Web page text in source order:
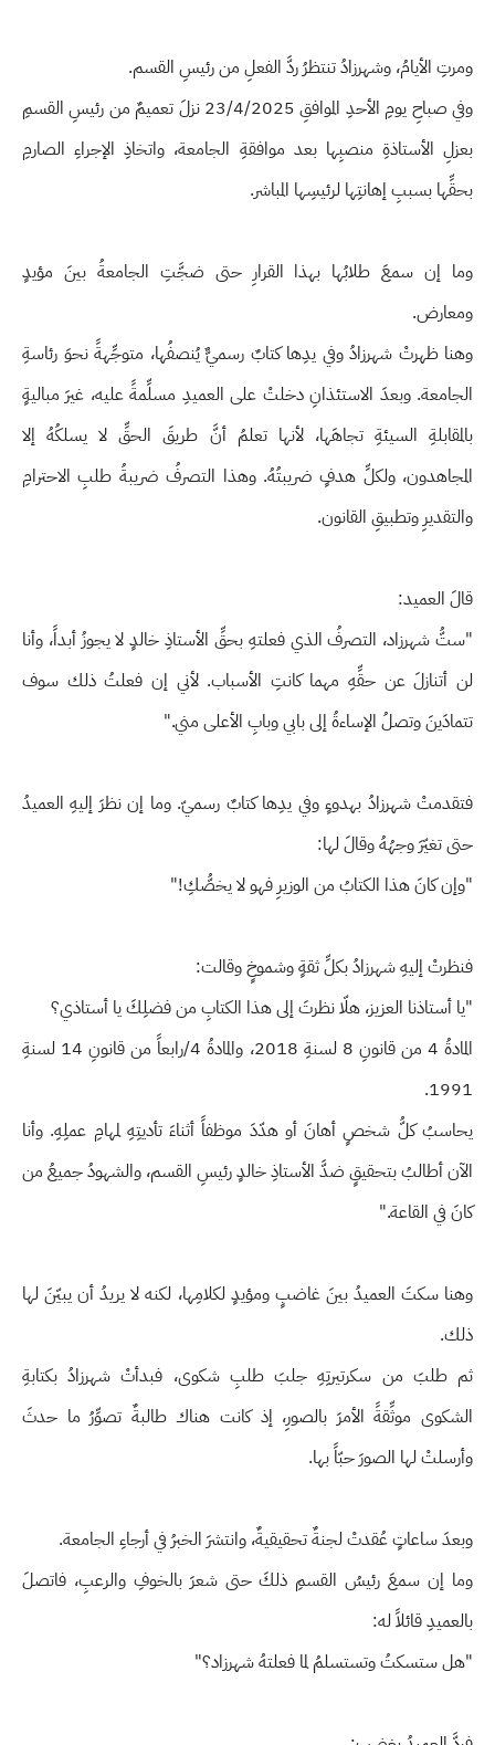
ومرتِ الأيامُ، وشهرزادُ تنتظرُ ردَّ الفعلِ من رئيسِ القسم.
وفي صباحِ يومِ الأحدِ الموافقِ 23/4/2025 نزلَ تعميمٌ من رئيسِ القسمِ
بعزلِ الأستاذةِ منصبِها بعد موافقةِ الجامعة، واتخاذِ الإجراءِ الصارمِ
بحقِّها بسببِ إهانتِها لرئيسِها المباشر.
وما إن سمعَ طلابُها بهذا القرارِ حتى ضجَّتِ الجامعةُ بينَ مؤيدٍ
ومعارض.
وهنا ظهرتْ شهرزادُ وفي يدِها كتابٌ رسميٌّ يُنصفُها، متوجِّهةً نحوَ رئاسةِ
الجامعة. وبعدَ الاستئذانِ دخلتْ على العميدِ مسلِّمةً عليه، غيرَ مباليةٍ
بالمقابلةِ السيئةِ تجاهَها، لأنها تعلمُ أنَّ طريقَ الحقِّ لا يسلكُهُ إلا
المجاهدون، ولكلِّ هدفٍ ضريبتُهُ. وهذا التصرفُ ضريبةُ طلبِ الاحترامِ
والتقديرِ وتطبيقِ القانون.
قالَ العميد:
"ستُّ شهرزاد، التصرفُ الذي فعلتهِ بحقِّ الأستاذِ خالدٍ لا يجوزُ أبداً، وأنا
لن أتنازلَ عن حقِّهِ مهما كانتِ الأسباب. لأني إن فعلتُ ذلك سوف
تتمادَينَ وتصلُ الإساءةُ إلى بابي وبابِ الأعلى مني."
فتقدمتْ شهرزادُ بهدوءٍ وفي يدِها كتابٌ رسميّ. وما إن نظرَ إليهِ العميدُ
حتى تغيّرَ وجهُهُ وقالَ لها:
"وإن كانَ هذا الكتابُ من الوزيرِ فهو لا يخصُّكِ!"
فنظرتْ إليهِ شهرزادُ بكلِّ ثقةٍ وشموخٍ وقالت:
"يا أستاذنا العزيز، هلّا نظرتَ إلى هذا الكتابِ من فضلِكَ يا أستاذي؟
المادةُ 4 من قانونِ 8 لسنةِ 2018، والمادةُ 4/رابعاً من قانونِ 14 لسنةِ
1991.
يحاسبُ كلُّ شخصٍ أهانَ أو هدّدَ موظفاً أثناءَ تأديتِهِ لمهامِ عملِهِ. وأنا
الآن أطالبُ بتحقيقٍ ضدَّ الأستاذِ خالدٍ رئيسِ القسم، والشهودُ جميعُ من
كانَ في القاعة."
وهنا سكتَ العميدُ بينَ غاضبٍ ومؤيدٍ لكلامِها، لكنه لا يريدُ أن يبيّنَ لها
ذلك.
ثم طلبَ من سكرتيرتِهِ جلبَ طلبِ شكوى، فبدأتْ شهرزادُ بكتابةِ
الشكوى موثِّقةً الأمرَ بالصورِ، إذ كانت هناك طالبةٌ تصوِّرُ ما حدثَ
وأرسلتْ لها الصورَ حبّاً بها.
وبعدَ ساعاتٍ عُقدتْ لجنةٌ تحقيقيةٌ، وانتشرَ الخبرُ في أرجاءِ الجامعة.
وما إن سمعَ رئيسُ القسمِ ذلكَ حتى شعرَ بالخوفِ والرعبِ، فاتصلَ
بالعميدِ قائلاً له:
"هل ستسكتُ وتستسلمُ لما فعلتهُ شهرزاد؟"